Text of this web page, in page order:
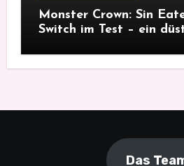
Monster Crown: Sin
Switch im Test – ein
Das